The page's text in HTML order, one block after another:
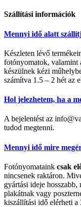
Szállítási információk
Mennyi idő alatt
Készleten lévő
fotónyomatok, valamint
készülnek kézi
számítva 1.5 – 2 hét az
Hol jelezhetem, ha a
A bejelentést az
tudod megtenni.
Mennyi idő mire
Fotónyomataink csak
nincsenek raktáron.
gyártási ideje
plakátnak vagy
kiszállítási idő elérheti a